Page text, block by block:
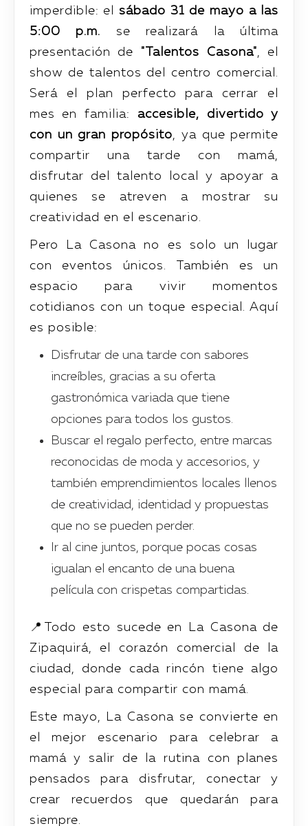
imperdible: elsábado 31 de mayo a las
5:00 p.m. se realizará la última
presentación de "Talentos Casona", el
show de talentos del centro comercial.
Será el plan perfecto para cerrar el
mes en familia: accesible, divertido y
con un gran propósito, ya que permite
compartir una tarde con mamá,
disfrutar del talento local y apoyar a
quienes se atreven a mostrar su
creatividad en el escenario.
Pero La Casona no es solo un lugar
con eventos únicos. También es un
espacio para vivir momentos
cotidianos con un toque especial. Aquí
es posible:
Disfrutar de una tarde con sabores
increíbles, gracias a su oferta
gastronómica variada que tiene
opciones para todos los gustos.
Buscar el regalo perfecto, entre marcas
reconocidas de moda y accesorios, y
también emprendimientos locales llenos
de creatividad, identidad y propuestas
que no se pueden perder.
Ir al cine juntos, porque pocas cosas
igualan el encanto de una buena
película con crispetas compartidas.
📍Todo esto sucede en La Casona de
Zipaquirá, el corazón comercial de la
ciudad, donde cada rincón tiene algo
especial para compartir con mamá.
Este mayo, La Casona se convierte en
el mejor escenario para celebrar a
mamá y salir de la rutina con planes
pensados para disfrutar, conectar y
crear recuerdos que quedarán para
siempre.